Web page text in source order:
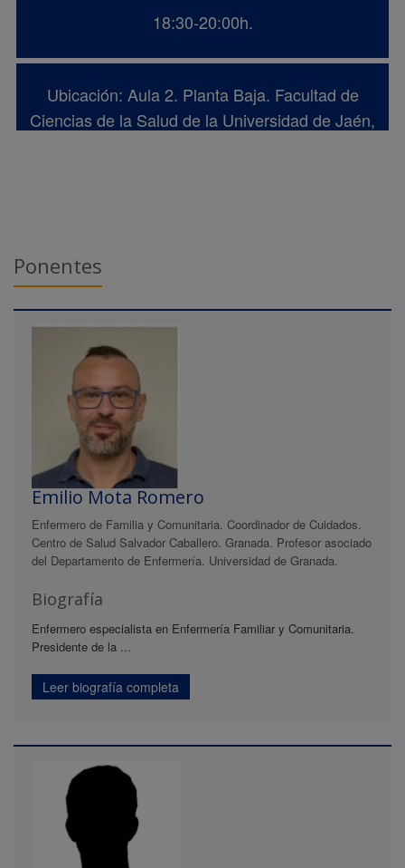
18:30-20:00h.
Ubicación: Aula 2. Planta Baja. Facultad de
Ciencias de la Salud de la Universidad de Jaén,
Ponentes
Emilio Mota Romero
Enfermero de Familia y Comunitaria. Coordinador de Cuidados.
Centro de Salud Salvador Caballero. Granada. Profesor asociado
del Departamento de Enfermería. Universidad de Granada.
Biografía
Enfermero especialista en Enfermería Familiar y Comunitaria.
Presidente de la ...
Leer biografía completa